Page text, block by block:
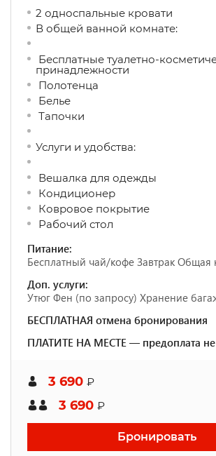
2 односпальные кровати
В общей ванной комнате:
Бесплатные туалетно-
принадлежности
Полотенца
Белье
Тапочки
Услуги и удобства: ​
Вешалка для одежды
Кондиционер
Ковровое покрытие
Рабочий стол
Питание:
Бесплатный чай/кофе Завтрак Общая
Доп. услуги:
Утюг Фен (по запросу) Хранение
БЕСПЛАТНАЯ отмена бронирования
ПЛАТИТЕ НА МЕСТЕ — предоплата не
3 690 ₽
3 690 ₽
Бронировать